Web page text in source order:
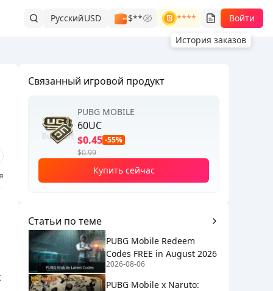
РусскийUSD $**
****
История заказов
Войти
Связанный игровой продукт
PUBG MOBILE
60UC
$0.45 -55%
$0.99
Купить сейчас
Статьи по теме
PUBG Mobile Redeem
Codes FREE in August 2026
2026-08-06
PUBG Mobile x Naruto: